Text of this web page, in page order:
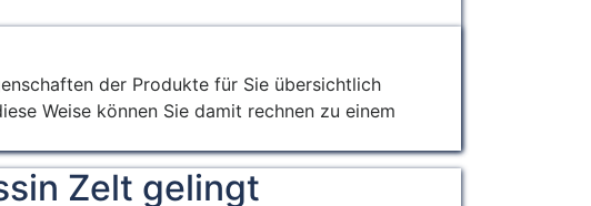
der Produkte für Sie übersichtlich
Weise können Sie damit rechnen zu einem
Zelt gelingt